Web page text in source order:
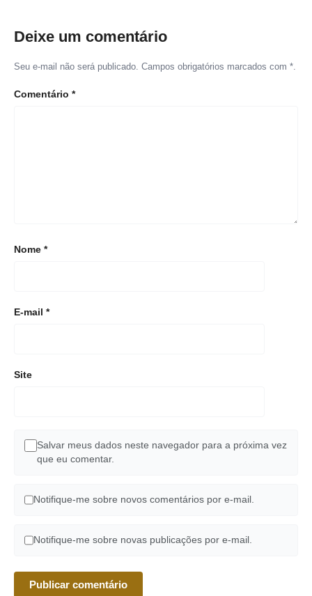
Deixe um comentário
Seu e-mail não será publicado. Campos obrigatórios marcados com *.
Comentário *
Nome *
E-mail *
Site
Salvar meus dados neste navegador para a próxima vez
que eu comentar.
Notifique-me sobre novos comentários por e-mail.
Notifique-me sobre novas publicações por e-mail.